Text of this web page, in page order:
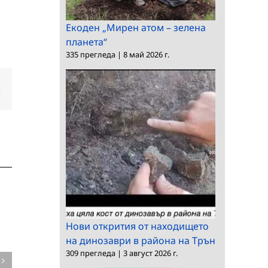
Електронна
Екоден „Мирен атом – зелена
планета“
335 прегледа | 8 май 2026 г.
Нови открития от находището
на динозаври в района на Трън
309 прегледа | 3 август 2026 г.